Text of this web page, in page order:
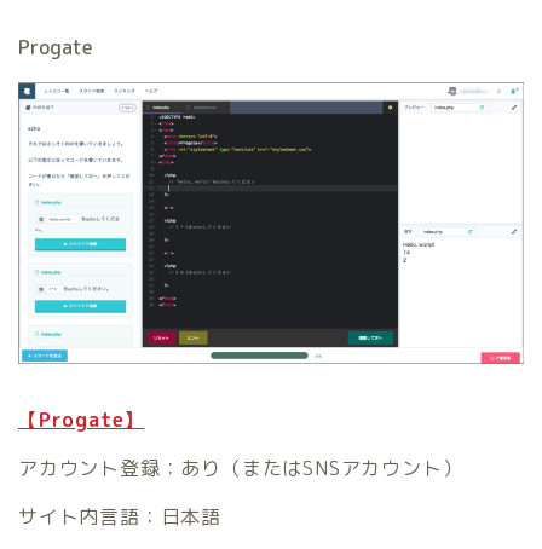
Progate
【Progate】
アカウント登録：あり（またはSNSアカウント）
サイト内言語：日本語